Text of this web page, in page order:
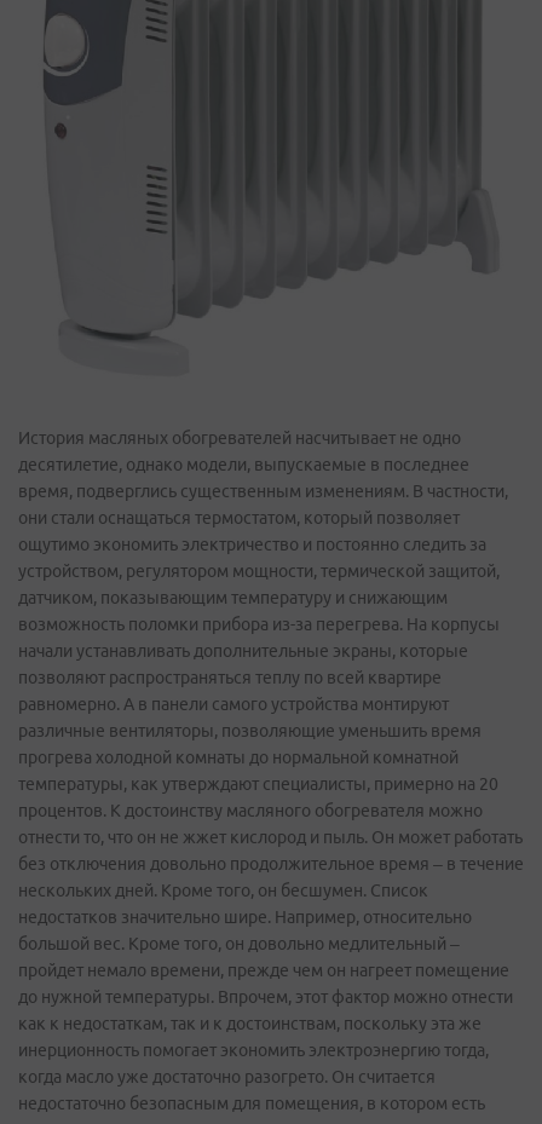
История масляных обогревателей насчитывает не одно
десятилетие, однако модели, выпускаемые в последнее
время, подверглись существенным изменениям. В частности,
они стали оснащаться термостатом, который позволяет
ощутимо экономить электричество и постоянно следить за
устройством, регулятором мощности, термической защитой,
датчиком, показывающим температуру и снижающим
возможность поломки прибора из-за перегрева. На корпусы
начали устанавливать дополнительные экраны, которые
позволяют распространяться теплу по всей квартире
равномерно. А в панели самого устройства монтируют
различные вентиляторы, позволяющие уменьшить время
прогрева холодной комнаты до нормальной комнатной
температуры, как утверждают специалисты, примерно на 20
процентов. К достоинству масляного обогревателя можно
отнести то, что он не жжет кислород и пыль. Он может работать
без отключения довольно продолжительное время – в течение
нескольких дней. Кроме того, он бесшумен. Список
недостатков значительно шире. Например, относительно
большой вес. Кроме того, он довольно медлительный –
пройдет немало времени, прежде чем он нагреет помещение
до нужной температуры. Впрочем, этот фактор можно отнести
как к недостаткам, так и к достоинствам, поскольку эта же
инерционность помогает экономить электроэнергию тогда,
когда масло уже достаточно разогрето. Он считается
недостаточно безопасным для помещения, в котором есть